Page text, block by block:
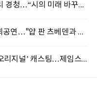
박관열 광주시장, 청소년 정책 목소리 경청…“시의 미래 바꾸는 자산”
서울시향, 4년 만에 '유럽 3개국' 순회공연…"얍 판 츠베덴과 첫 동행"
후이, 뮤지컬 ‘제임스 바이런 딘: 디 오리지널’ 캐스팅…제임스 딘 변신